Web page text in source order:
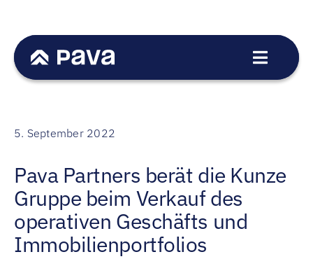
content
Toggle
Team
News
Career
5. September 2022
Pava Partners berät die Kunze
Gruppe beim Verkauf des
operativen Geschäfts und
Immobilienportfolios